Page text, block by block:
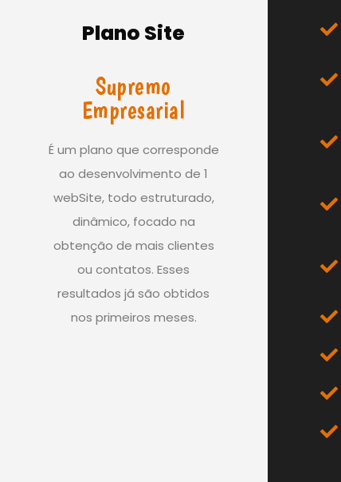
Plano Site
Supremo
Empresarial
É um plano que corresponde
ao desenvolvimento de 1
webSite, todo estruturado,
dinâmico, focado na
obtenção de mais clientes
ou contatos. Esses
resultados já são obtidos
nos primeiros meses.